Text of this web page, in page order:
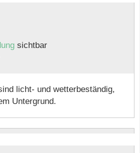
sichtbar
licht- und wetterbeständig,
Untergrund.